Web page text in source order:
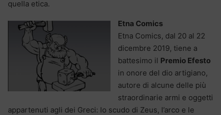
quella etica.
Etna Comics
Etna Comics, dal 20 al 22
dicembre 2019, tiene a
battesimo il Premio Efesto
in onore del dio artigiano,
autore di alcune delle più
straordinarie armi e oggetti
appartenuti agli dei Greci: lo scudo di Zeus, l’arco e le